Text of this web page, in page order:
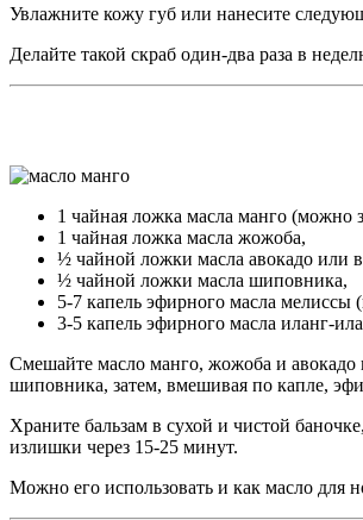
Увлажните кожу губ или нанесите
Делайте такой скраб один-два раза в
1 чайная ложка масла манго (можно
1 чайная ложка масла жожоба,
½ чайной ложки масла авокадо или
½ чайной ложки масла шиповника,
5-7 капель эфирного масла мелиссы
3-5 капель эфирного масла иланг-
Смешайте масло манго, жожоба и авокадо
шиповника, затем, вмешивая по капле,
Храните бальзам в сухой и чистой
излишки через 15-25 минут.
Можно его использовать и как масло для